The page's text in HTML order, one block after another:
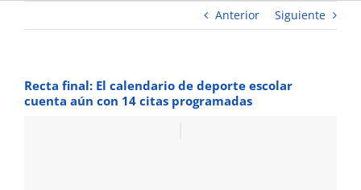
Anterior Siguiente
Recta final: El calendario de deporte escolar
cuenta aún con 14 citas programadas